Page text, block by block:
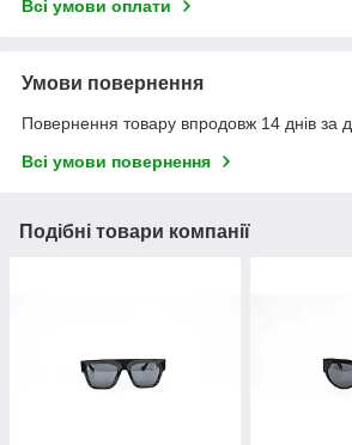
Всі умови оплати
Умови повернення
Повернення товару впродовж 14 днів за
Всі умови повернення
Подібні товари компанії